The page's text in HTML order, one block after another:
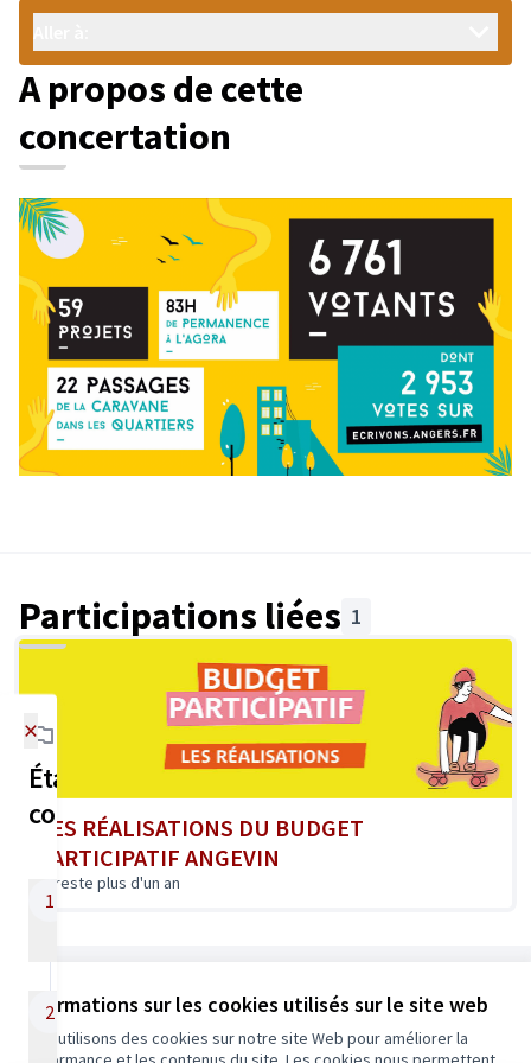
Informations sur les cookies utilisés sur le site web
Nous utilisons des cookies sur notre site Web pour améliorer la
A propos de cette
concertation
Participations liées 1
LES RÉALISATIONS DU BUDGET
PARTICIPATIF ANGEVIN
reste plus d'un an
Conditions d'utilisation
×
Étapes de la
concertation
1
Je dépose mon
2
Evaluation de la
recevabilité